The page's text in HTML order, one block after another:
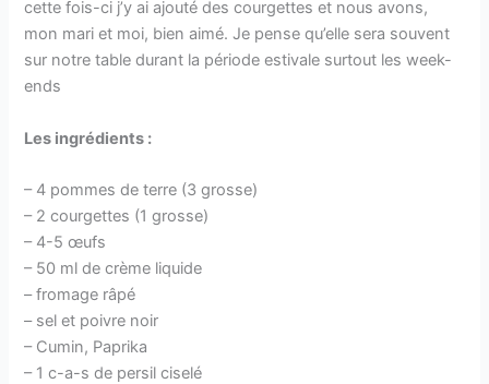
cette fois-ci j’y ai ajouté des courgettes et nous avons,
mon mari et moi, bien aimé. Je pense qu’elle sera souvent
sur notre table durant la période estivale surtout les week-
ends
Les ingrédients :
– 4 pommes de terre (3 grosse)
– 2 courgettes (1 grosse)
– 4-5 œufs
– 50 ml de crème liquide
– fromage râpé
– sel et poivre noir
– Cumin, Paprika
– 1 c-a-s de persil ciselé